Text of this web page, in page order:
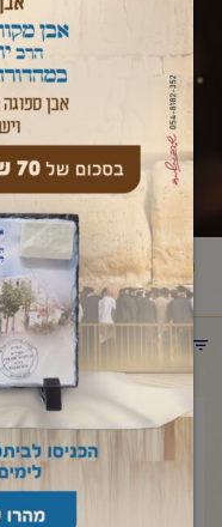
ראשי / שאלות ותשובות/
החולה
תפריט קטגוריות
כאשר החולה